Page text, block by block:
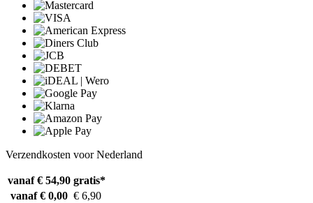
Verzendkosten voor Nederland
vanaf € 54,90 gratis*
vanaf € 0,00 € 6,90